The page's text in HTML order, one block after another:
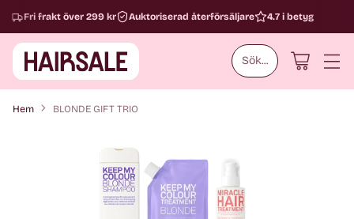
Sök...
Fri frakt över 299 kr Auktoriserad återförsäljare 4.7 i betyg
Hem BLONDE GIFT TRIO